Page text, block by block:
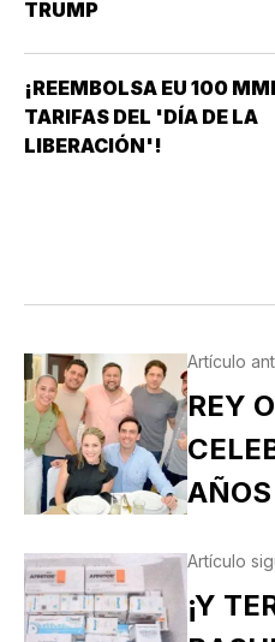
TRUMP
¡REEMBOLSA EU 100
TARIFAS DEL 'DÍA DE LA
LIBERACIÓN'!
Artículo
REY
AÑOS
Artículo
¡Y